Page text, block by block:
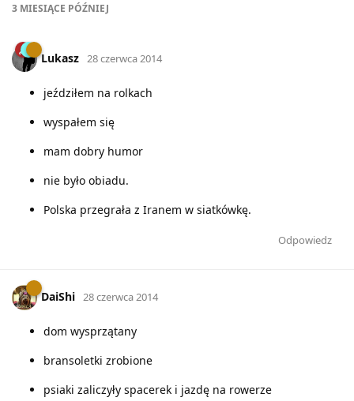
3 MIESIĄCE PÓŹNIEJ
Lukasz 28 czerwca 2014
jeździłem na rolkach
wyspałem się
mam dobry humor
nie było obiadu.
Polska przegrała z Iranem w siatkówkę.
Odpowiedz
DaiShi 28 czerwca 2014
dom wysprzątany
bransoletki zrobione
psiaki zaliczyły spacerek i jazdę na rowerze